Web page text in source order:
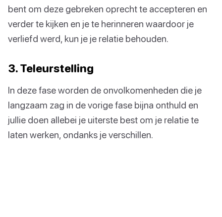
bent om deze gebreken oprecht te accepteren en
verder te kijken en je te herinneren waardoor je
verliefd werd, kun je je relatie behouden.
3. Teleurstelling
In deze fase worden de onvolkomenheden die je
langzaam zag in de vorige fase bijna onthuld en
jullie doen allebei je uiterste best om je relatie te
laten werken, ondanks je verschillen.